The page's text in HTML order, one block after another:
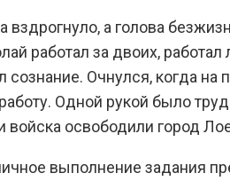
а голова
работал за двоих,
Очнулся, когда на
Одной рукой было
освободили город
выполнение задания